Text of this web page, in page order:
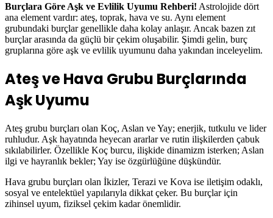
Burçlara Göre Aşk ve Evlilik Uyumu Rehberi! Astrolojide dört
ana element vardır: ateş, toprak, hava ve su. Aynı element
grubundaki burçlar genellikle daha kolay anlaşır. Ancak bazen zıt
burçlar arasında da güçlü bir çekim oluşabilir. Şimdi gelin, burç
gruplarına göre aşk ve evlilik uyumunu daha yakından inceleyelim.
Ateş ve Hava Grubu Burçlarında
Aşk Uyumu
Ateş grubu burçları olan Koç, Aslan veYay; enerjik, tutkulu ve lider
ruhludur. Aşk hayatında heyecan ararlar ve rutin ilişkilerden çabuk
sıkılabilirler. Özellikle Koç burcu, ilişkide dinamizm isterken; Aslan
ilgi ve hayranlık bekler; Yay ise özgürlüğüne düşkündür.
Hava grubu burçları olan İkizler, Terazi ve Kova ise iletişim odaklı,
sosyal ve entelektüel yapılarıyla dikkat çeker. Bu burçlar için
zihinsel uyum, fiziksel çekim kadar önemlidir.